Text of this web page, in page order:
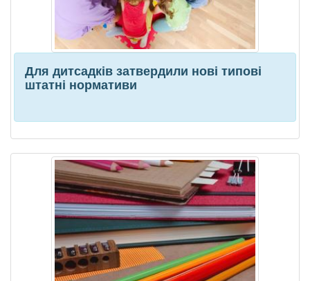
Для дитсадків затвердили нові типові
штатні нормативи